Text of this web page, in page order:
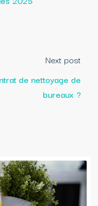
Next post
de nettoyage de
bureaux ?